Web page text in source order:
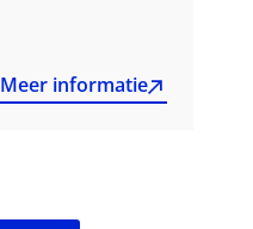
Meer informatie